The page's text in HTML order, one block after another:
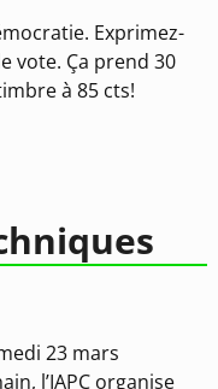
Exprimez-
vote. Ça prend 30
à 85 cts!
23 mars
l’IAPC organise